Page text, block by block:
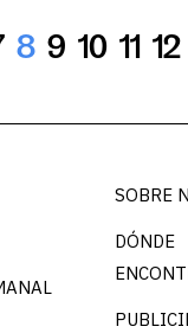
8 9 10 11 12
SOBRE
DÓNDE